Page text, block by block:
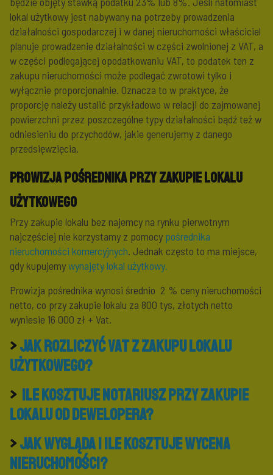
lokal użytkowy jest nabywany na potrzeby prowadzenia
działalności gospodarczej i w danej nieruchomości właściciel
planuje prowadzenie działalności w części zwolnionej z VAT, a
w części podlegającej opodatkowaniu VAT, to podatek ten z
zakupu nieruchomości może podlegać zwrotowi tylko i
wyłącznie proporcjonalnie. Oznacza to w praktyce, że
proporcję należy ustalić przykładowo w relacji do zajmowanej
powierzchni przez poszczególne typy działalności bądź też w
odniesieniu do przychodów, jakie generujemy z danego
przedsięwzięcia.
Prowizja pośrednika przy zakupie lokalu
użytkowego
Przy zakupie lokalu bez najemcy na rynku pierwotnym
najczęściej nie korzystamy z pomocy pośrednika
nieruchomości komercyjnych. Jednak często to ma miejsce,
gdy kupujemywynajęty lokal użytkowy.
Prowizja pośrednika wynosi średnio 2 % ceny nieruchomości
netto, co przy zakupie lokalu za 800 tys, złotych netto
wyniesie 16 000 zł + Vat.
>Jak rozliczyć VAT z zakupu lokalu
użytkowego?
> Ile kosztuje notariusz przy zakupie
lokalu od dewelopera?
>Jak wygląda i ile kosztuje wycena
nieruchomości?